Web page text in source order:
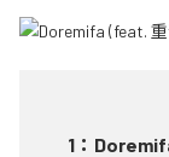
1 ：